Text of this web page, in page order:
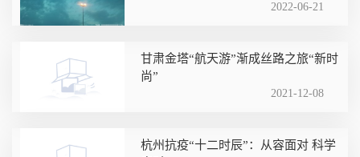
2022-06-21
甘肃金塔“航天游”渐成丝路之旅“新时
尚”
2021-12-08
杭州抗疫“十二时辰”：从容面对 科学